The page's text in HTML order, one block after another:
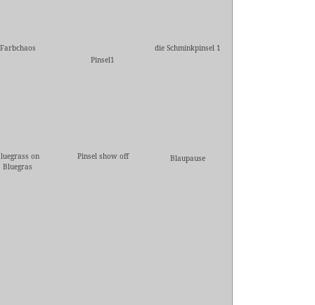
Farbchaos
Pinsel1
die Schminkpinsel 1
on
Bluegras
Pinsel show off Blaupause